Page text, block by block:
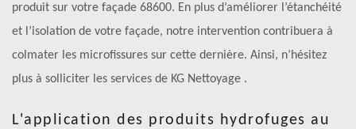
produit sur votre façade 68600. En plus d’améliorer l’étanchéité
et l’isolation de votre façade, notre intervention contribuera à
colmater les microfissures sur cette dernière. Ainsi, n’hésitez
plus à solliciter les services de KG Nettoyage .
L'application des produits hydrofuges au